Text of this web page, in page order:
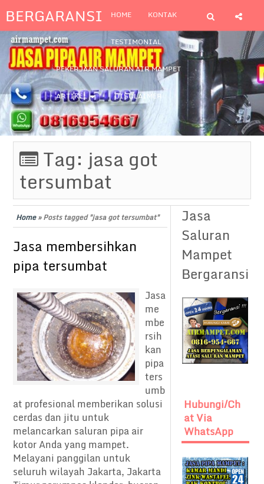
BERGARANSI HOME KONTAK
TESTIMONIAL
PEKERJAAN SALURAN AIR MAMPET
ARTIKEL DISCLAIMER
Tag:jasa got
tersumbat
Home»Posts tagged "jasa got tersumbat"
Jasa membersihkan
pipa tersumbat
Jasa
me
mbe
rsih
kan
pipa
ters
umb
at profesional memberikan solusi
cerdas dan jitu untuk
melancarkan saluran pipa air
kotor Anda yang mampet.
Melayani panggilan untuk
seluruh wilayah Jakarta, Jakarta
Jasa
Saluran
Mampet
Bergaransi
Hubungi/Ch
At Via
WhatsApp